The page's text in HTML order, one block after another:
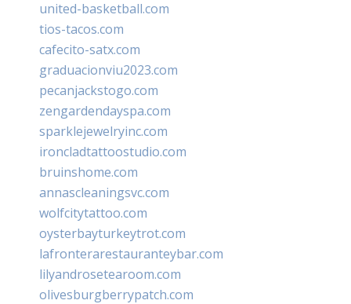
united-basketball.com
tios-tacos.com
cafecito-satx.com
graduacionviu2023.com
pecanjackstogo.com
zengardendayspa.com
sparklejewelryinc.com
ironcladtattoostudio.com
bruinshome.com
annascleaningsvc.com
wolfcitytattoo.com
oysterbayturkeytrot.com
lafronterarestauranteybar.com
lilyandrosetearoom.com
olivesburgberrypatch.com